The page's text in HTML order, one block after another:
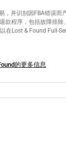
，并识别因FBA错误而
款程序，包括故障排
在Lost & Found Full-
的更多信息